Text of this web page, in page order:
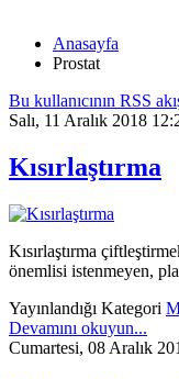
Anasayfa
Prostat
Bu kullanıcının RSS
Salı, 11 Aralık 2018
Kısırlaştırma
Kısırlaştırma
önemlisi istenmeyen,
Yayınlandığı Kategori
Devamını okuyun...
Cumartesi, 08 Aralık